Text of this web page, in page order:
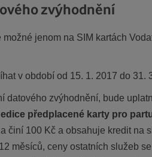
zvýhodnění
jenom na SIM kartách
v období od 15. 1. 2017 do 31.
datového zvýhodnění, bude
předplacené karty pro
činí 100 Kč a obsahuje kredit na
měsíců, ceny ostatních služeb